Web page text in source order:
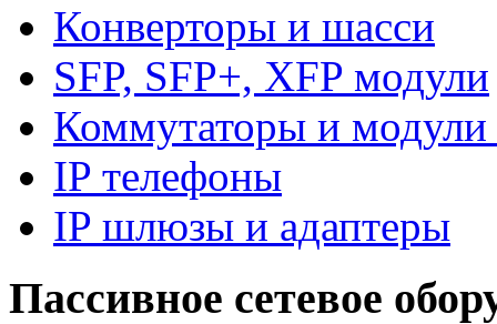
Конверторы и шасси
SFP, SFP+, XFP модули
Коммутаторы и модули
IP телефоны
IP шлюзы и адаптеры
Пассивное сетевое